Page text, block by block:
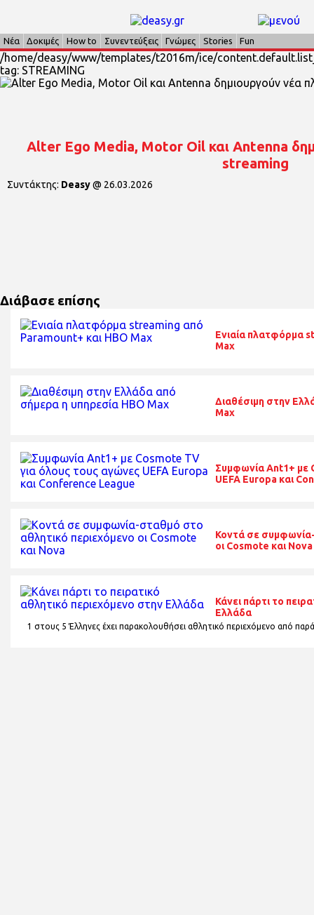
Νέα Δοκιμές How to Συνεντεύξεις Γνώμες Stories Fun
/home/deasy/www/templates/t2016m/ice/
tag: STREAMING
Alter Ego Media, Motor Oil και Antenna
streaming
Συντάκτης: Deasy@ 26.03.2026
Διάβασε επίσης
Ενιαία πλατφόρμα
Max
Διαθέσιμη στην
Max
Συμφωνία Ant1+ με
UEFA Europa και
Κοντά σε
οι Cosmote και Nova
Κάνει πάρτι το
Ελλάδα
1 στους 5 Έλληνες έχει παρακολουθήσει αθλητικό περιεχόμενο από